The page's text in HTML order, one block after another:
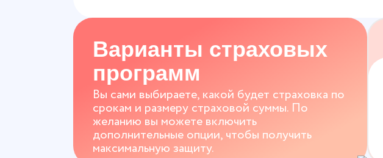
Варианты страховых
программ
Вы сами выбираете, какой будет страховка по
срокам и размеру страховой суммы. По
желанию вы можете включить
дополнительные опции, чтобы получить
максимальную защиту.